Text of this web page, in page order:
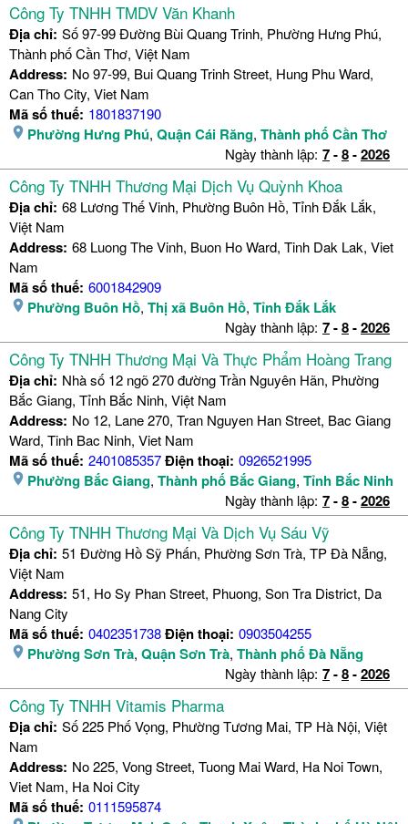
Công Ty TNHH TMDV Văn Khanh
Địa chỉ: Số 97-99 Đường Bùi Quang Trinh, Phường Hưng Phú,
Thành phố Cần Thơ, Việt Nam
Address: No 97-99, Bui Quang Trinh Street, Hung Phu Ward,
Can Tho City, Viet Nam
Mã số thuế: 1801837190
Phường Hưng Phú, Quận Cái Răng, Thành phố Cần Thơ
Ngày thành lập: 7-8-2026
Công Ty TNHH Thương Mại Dịch Vụ Quỳnh Khoa
Địa chỉ: 68 Lương Thế Vinh, Phường Buôn Hồ, Tỉnh Đắk Lắk,
Việt Nam
Address: 68 Luong The Vinh, Buon Ho Ward, Tinh Dak Lak, Viet
Nam
Mã số thuế: 6001842909
Phường Buôn Hồ, Thị xã Buôn Hồ, Tỉnh Đắk Lắk
Ngày thành lập: 7-8-2026
Công Ty TNHH Thương Mại Và Thực Phẩm Hoàng Trang
Địa chỉ: Nhà số 12 ngõ 270 đường Trần Nguyên Hãn, Phường
Bắc Giang, Tỉnh Bắc Ninh, Việt Nam
Address: No 12, Lane 270, Tran Nguyen Han Street, Bac Giang
Ward, Tinh Bac Ninh, Viet Nam
Mã số thuế: 2401085357Điện thoại: 0926521995
Phường Bắc Giang, Thành phố Bắc Giang, Tỉnh Bắc Ninh
Ngày thành lập: 7-8-2026
Công Ty TNHH Thương Mại Và Dịch Vụ Sáu Vỹ
Địa chỉ: 51 Đường Hồ Sỹ Phấn, Phường Sơn Trà, TP Đà Nẵng,
Việt Nam
Address: 51, Ho Sy Phan Street, Phuong, Son Tra District, Da
Nang City
Mã số thuế: 0402351738Điện thoại: 0903504255
Phường Sơn Trà, Quận Sơn Trà, Thành phố Đà Nẵng
Ngày thành lập: 7-8-2026
Công Ty TNHH Vitamis Pharma
Địa chỉ: Số 225 Phố Vọng, Phường Tương Mai, TP Hà Nội, Việt
Nam
Address: No 225, Vong Street, Tuong Mai Ward, Ha Noi Town,
Viet Nam, Ha Noi City
Mã số thuế: 0111595874